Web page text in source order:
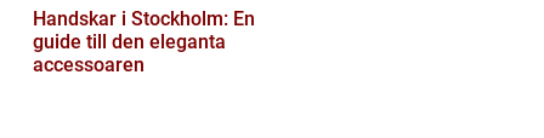
Handskar i Stockholm: En
guide till den eleganta
accessoaren